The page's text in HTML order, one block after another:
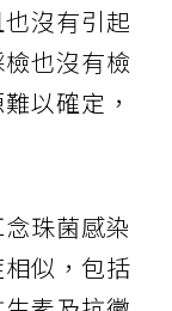
沒有引起
也沒有檢
以確定，
珠菌感染
似，包括